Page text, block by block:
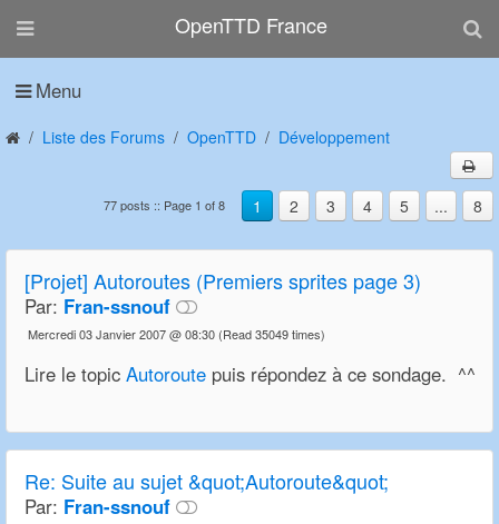
OpenTTD France
Menu
Liste des Forums OpenTTD Développement
1 2 3 4 5 ... 8
77 posts :: Page 1 of 8
[Projet] Autoroutes (Premiers sprites page 3)
Par: Fran-ssnouf
Mercredi 03 Janvier 2007 @ 08:30 (Read 35049 times)
Lire le topic Autoroute puis répondez à ce sondage. ^^
Re: Suite au sujet &quot;Autoroute&quot;
Par: Fran-ssnouf